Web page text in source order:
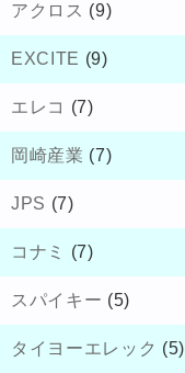
アクロス (9)
EXCITE (9)
エレコ (7)
岡崎産業 (7)
JPS (7)
コナミ (7)
スパイキー (5)
タイヨーエレック (5)